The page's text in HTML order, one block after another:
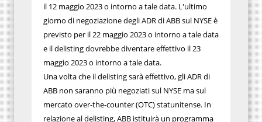
il 12 maggio 2023 o intorno a tale data. L'ultimo
giorno di negoziazione degli ADR di ABB sul NYSE è
previsto per il 22 maggio 2023 o intorno a tale data
e il delisting dovrebbe diventare effettivo il 23
maggio 2023 o intorno a tale data.
Una volta che il delisting sarà effettivo, gli ADR di
ABB non saranno più negoziati sul NYSE ma sul
mercato over-the-counter (OTC) statunitense. In
relazione al delisting, ABB istituirà un programma